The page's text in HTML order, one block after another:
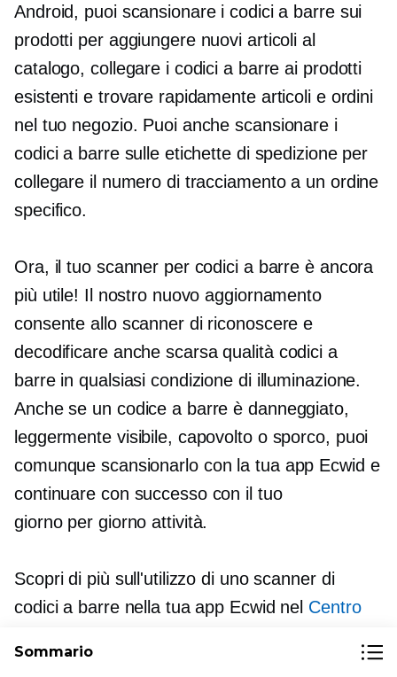
Android, puoi scansionare i codici a barre sui
prodotti per aggiungere nuovi articoli al
catalogo, collegare i codici a barre ai prodotti
esistenti e trovare rapidamente articoli e ordini
nel tuo negozio. Puoi anche scansionare i
codici a barre sulle etichette di spedizione per
collegare il numero di tracciamento a un ordine
specifico.
Ora, il tuo scanner per codici a barre è ancora
più utile! Il nostro nuovo aggiornamento
consente allo scanner di riconoscere e
decodificare anchescarsa qualitàcodici a
barre in qualsiasi condizione di illuminazione.
Anche se un codice a barre è danneggiato,
leggermente visibile, capovolto o sporco, puoi
comunque scansionarlo con la tua app Ecwid e
continuare con successo con il tuo
giorno per giorno attività.
Scopri di più sull'utilizzo di uno scanner di
codici a barre nella tua app Ecwid nel Centro
Sommario